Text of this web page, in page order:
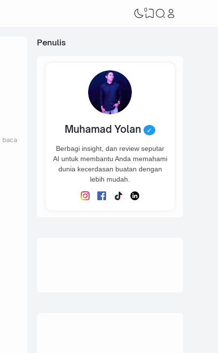
0
baca
Penulis
Muhamad Yolan ✓
Berbagi insight, dan review seputar
AI untuk membantu Anda memahami
dunia kecerdasan buatan dengan
lebih mudah.